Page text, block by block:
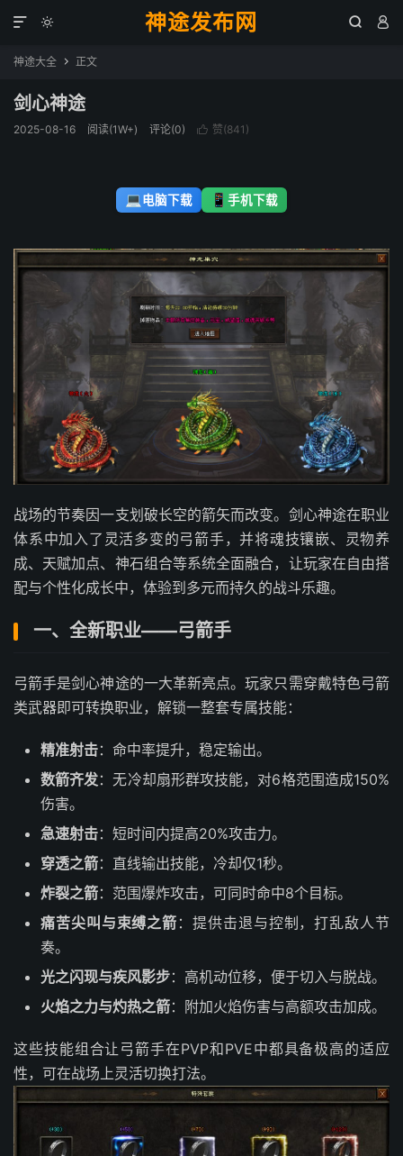
神途发布网
  

神途大全  正文
剑心神途
2025-08-16 阅读(1W+) 评论(0)  赞(841 )
💻电脑下载 📱 手机下载
战场的节奏因一支划破长空的箭矢而改变。剑心神途在职业
体系中加入了灵活多变的弓箭手，并将魂技镶嵌、灵物养
成、天赋加点、神石组合等系统全面融合，让玩家在自由搭
配与个性化成长中，体验到多元而持久的战斗乐趣。
一、全新职业——弓箭手
弓箭手是剑心神途的一大革新亮点。玩家只需穿戴特色弓箭
类武器即可转换职业，解锁一整套专属技能：
精准射击：命中率提升，稳定输出。
数箭齐发：无冷却扇形群攻技能，对6格范围造成150%
伤害。
急速射击：短时间内提高20%攻击力。
穿透之箭：直线输出技能，冷却仅1秒。
炸裂之箭：范围爆炸攻击，可同时命中8个目标。
痛苦尖叫与束缚之箭 ：提供击退与控制，打乱敌人节
奏。
光之闪现与疾风影步：高机动位移，便于切入与脱战。
火焰之力与灼热之箭：附加火焰伤害与高额攻击加成。
这些技能组合让弓箭手在PVP和PVE中都具备极高的适应
性，可在战场上灵活切换打法。